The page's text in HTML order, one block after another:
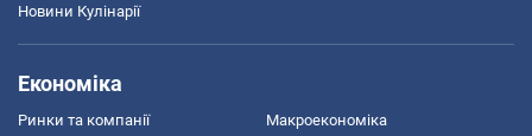
Новини Кулінарії
Економіка
Ринки та компанії Макроекономіка